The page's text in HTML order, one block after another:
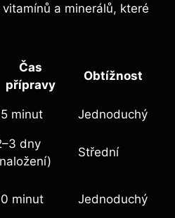
a minerálů, které
Čas
přípravy
Obtížnost
minut Jednoduchý
dny
Střední
minut Jednoduchý